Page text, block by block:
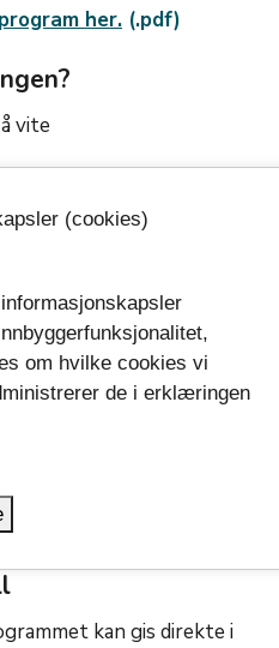
her.
vite
i
innspill om temaer
i arbeidet med
og energiplanen.
bør fremheves?
til å komme med
kan gis direkte i
(cookies)
om hvilke cookies vi
de i erklæringen